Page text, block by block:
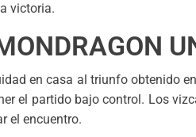
victoria.
en casa al triunfo obtenido
el partido bajo control. Los
el encuentro.